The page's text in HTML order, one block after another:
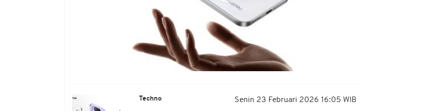
Techno
Senin 23 Februari 2026 16:05 WIB